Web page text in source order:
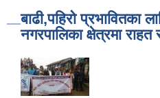
बाढी,पहिरो प्रभावितका
नगरपालिका क्षेत्रमा